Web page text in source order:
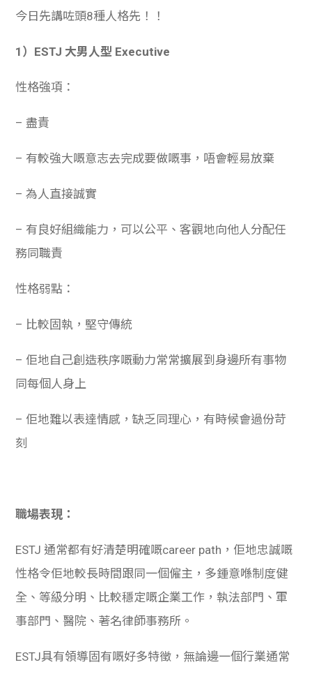
今日先講咗頭8種人格先！！
1）ESTJ 大男人型 Executive
性格強項：
– 盡責
– 有較強大嘅意志去完成要做嘅事，唔會輕易放棄
– 為人直接誠實
– 有良好組織能力，可以公平、客觀地向他人分配任
務同職責
性格弱點：
– 比較固執，堅守傳統
– 佢地自己創造秩序嘅動力常常擴展到身邊所有事物
同每個人身上
– 佢地難以表達情感，缺乏同理心，有時候會過份苛
刻
職場表現：
ESTJ 通常都有好清楚明確嘅career path，佢地忠誠嘅
性格令佢地較長時間跟同一個僱主，多鍾意喺制度健
全、等級分明、比較穩定嘅企業工作，執法部門、軍
事部門、醫院、著名律師事務所。
ESTJ具有領導固有嘅好多特徵，無論邊一個行業通常